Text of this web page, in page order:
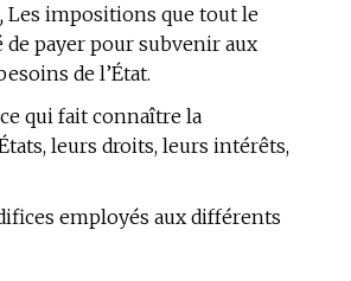
Les impositions que tout le
payer pour subvenir aux
de l’État.
qui fait connaître la
leurs droits, leurs intérêts,
employés aux différents